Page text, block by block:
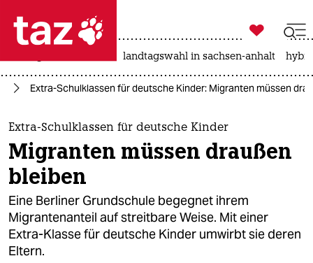
 taz zahl ich
taz zahl ich
themen
politik
öko
gesellschaft
kultur

taz zahl ich
landtagswahl in sachsen-anhalt
Extra-Schulklassen für deutsche Kinder: Migranten müssen
Extra-Schulklassen für deutsche Kinder
Migranten müssen draußen
bleiben
Eine Berliner Grundschule begegnet ihrem
Migrantenanteil auf streitbare Weise. Mit einer
Extra-Klasse für deutsche Kinder umwirbt sie deren
Eltern.